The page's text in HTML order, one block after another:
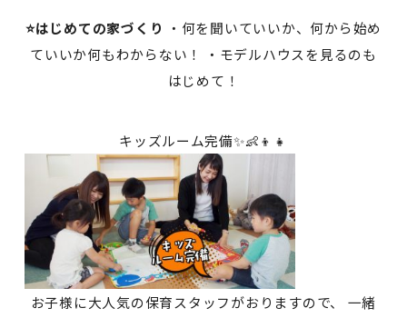
⭐はじめての家づくり ・何を聞いていいか、何から始め
ていいか何もわからない！ ・モデルハウスを見るのも
はじめて！
キッズルーム完備✨👶👦👧
お子様に大人気の保育スタッフがおりますので、 一緒